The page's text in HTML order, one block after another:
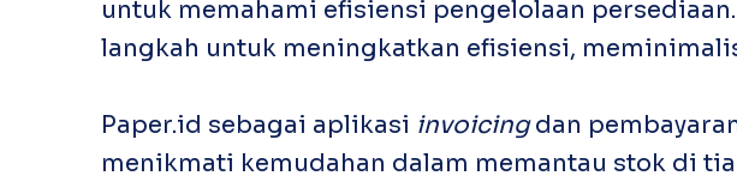
untuk memahami efisiensi pengelolaan
langkah untuk meningkatkan efisiensi,
Paper.id sebagai aplikasi invoicingdan
menikmati kemudahan dalam memantau stok di